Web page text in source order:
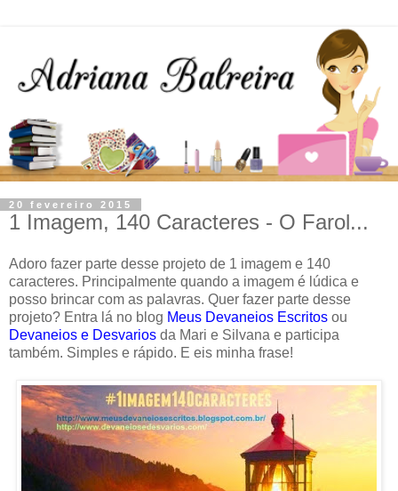
20 fevereiro 2015
1 Imagem, 140 Caracteres - O Farol...
Adoro fazer parte desse projeto de 1 imagem e 140
caracteres. Principalmente quando a imagem é lúdica e
posso brincar com as palavras. Quer fazer parte desse
projeto? Entra lá no blog Meus Devaneios Escritos ou
Devaneios e Desvarios da Mari e Silvana e participa
também. Simples e rápido. E eis minha frase!